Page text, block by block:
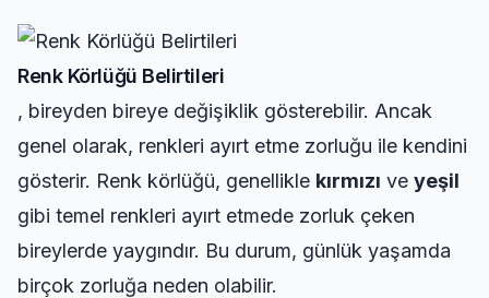
Renk Körlüğü Belirtileri
, bireyden bireye değişiklik gösterebilir. Ancak
genel olarak, renkleri ayırt etme zorluğu ile kendini
gösterir. Renk körlüğü, genellikle kırmızı ve yeşil
gibi temel renkleri ayırt etmede zorluk çeken
bireylerde yaygındır. Bu durum, günlük yaşamda
birçok zorluğa neden olabilir.